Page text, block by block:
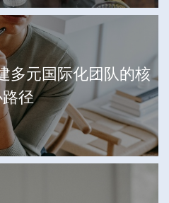
多元国际化团队的核
径